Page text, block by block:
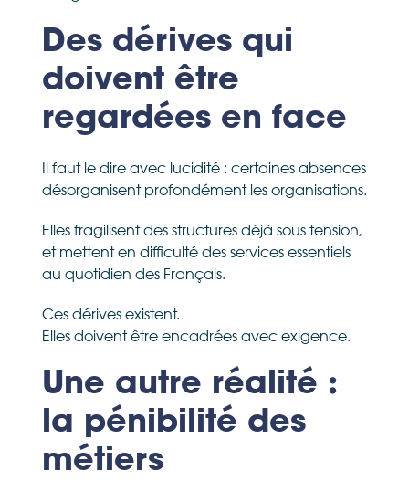
Des dérives qui
doivent être
regardées en face
Il faut le dire avec lucidité : certaines absences
désorganisent profondément les organisations.
Elles fragilisent des structures déjà sous tension,
et mettent en difficulté des services essentiels
au quotidien des Français.
Ces dérives existent.
Elles doivent être encadrées avec exigence.
Une autre réalité :
la pénibilité des
métiers